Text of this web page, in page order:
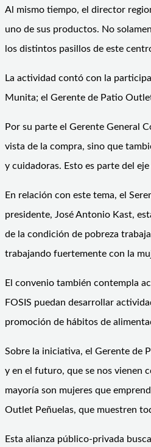
Al mismo tiempo, el director
uno de sus productos. No
los distintos pasillos de este
La actividad contó con la
Munita; el Gerente de Patio
Por su parte el Gerente General
vista de la compra, sino que
y cuidadoras. Esto es parte del
En relación con este tema, el
presidente, José Antonio Kast,
de la condición de pobreza
trabajando fuertemente con la
El convenio también contempla
FOSIS puedan desarrollar
promoción de hábitos de
Sobre la iniciativa, el Gerente de
y en el futuro, que se nos vienen
mayoría son mujeres que
Outlet Peñuelas, que muestren
Esta alianza público-privada